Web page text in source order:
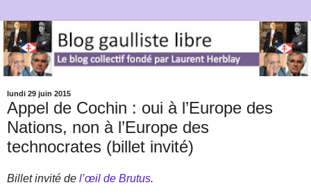
lundi 29 juin 2015
Appel de Cochin : oui à l’Europe des
Nations, non à l’Europe des
technocrates (billet invité)
Billet invité de l’œil de Brutus.